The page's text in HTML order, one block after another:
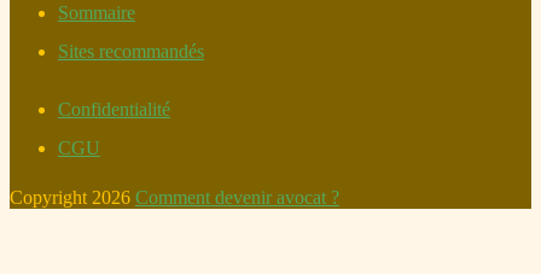
Sommaire
Sites recommandés
Confidentialité
CGU
Copyright 2026 Comment devenir avocat ?